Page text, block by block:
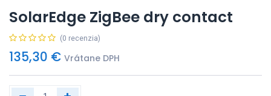
SolarEdge ZigBee dry contact
(0 recenzia)
135,30 € Vrátane DPH